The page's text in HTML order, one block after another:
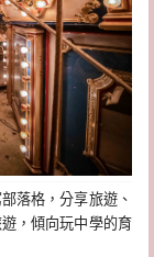
落格，分享旅遊、
，傾向玩中學的育